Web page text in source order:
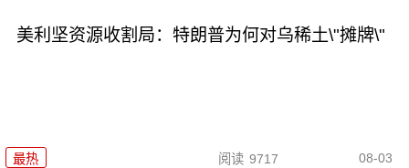
美利坚资源收割局：特朗普为何对乌稀土\"摊牌\"
最热 阅读 9717 08-03